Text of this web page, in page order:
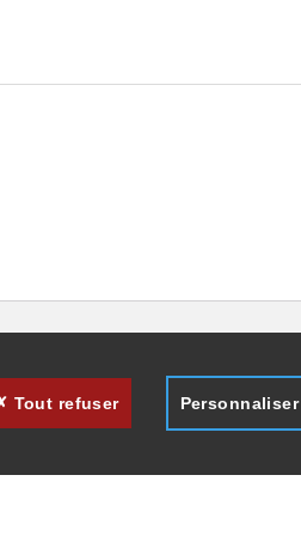
Tout refuser Personnaliser